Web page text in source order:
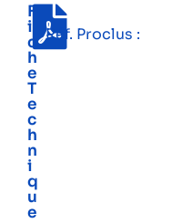
F
i
c
h
e
T
e
c
h
n
i
q
u
e
Réf. Proclus :